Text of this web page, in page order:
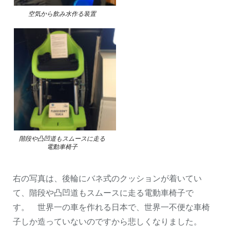
空気から飲み水作る装置
階段や凸凹道もスムースに走る
電動車椅子
右の写真は、後輪にバネ式のクッションが着いてい
て、階段や凸凹道もスムースに走る電動車椅子で
す。 世界一の車を作れる日本で、世界一不便な車椅
子しか造っていないのですから悲しくなりました。